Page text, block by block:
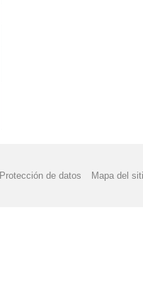
Protección de datos Mapa del